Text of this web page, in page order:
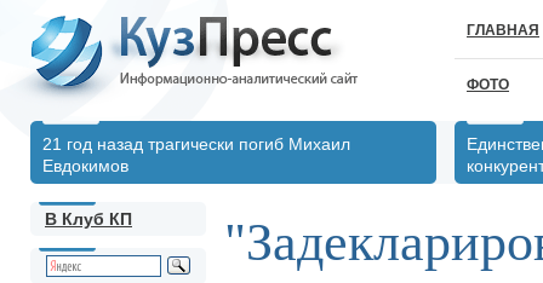
ГЛАВНАЯ
ФОТО
21 год назад трагически погиб Михаил
Евдокимов
В Клуб КП